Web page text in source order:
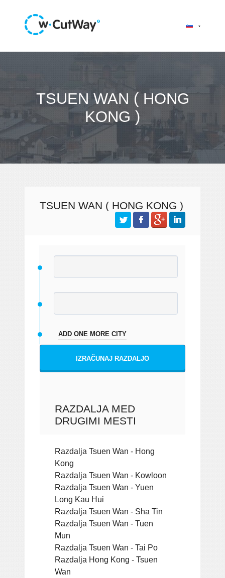
TSUEN WAN ( HONG
KONG )
TSUEN WAN ( HONG KONG )
ADD ONE MORE CITY
IZRAČUNAJ RAZDALJO
RAZDALJA MED
DRUGIMI MESTI
Razdalja Tsuen Wan - Hong
Kong
Razdalja Tsuen Wan - Kowloon
Razdalja Tsuen Wan - Yuen
Long Kau Hui
Razdalja Tsuen Wan - Sha Tin
Razdalja Tsuen Wan - Tuen
Mun
Razdalja Tsuen Wan - Tai Po
Razdalja Hong Kong - Tsuen
Wan